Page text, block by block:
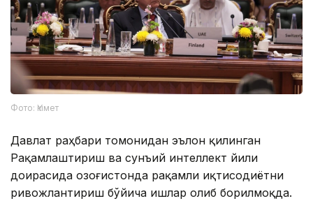
Фото: Үкімет
Давлат раҳбари томонидан эълон қилинган
Рақамлаштириш ва сунъий интеллект йили
доирасида Қозоғистонда рақамли иқтисодиётни
ривожлантириш бўйича ишлар олиб борилмоқда.